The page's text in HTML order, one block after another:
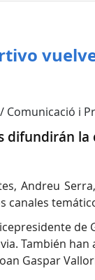
Comunicació i
difundirán
Andreu
de
También
Gaspar